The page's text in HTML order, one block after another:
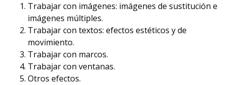
Trabajar con imágenes: imágenes de sustitución e
imágenes múltiples.
Trabajar con textos: efectos estéticos y de
movimiento.
Trabajar con marcos.
Trabajar con ventanas.
Otros efectos.